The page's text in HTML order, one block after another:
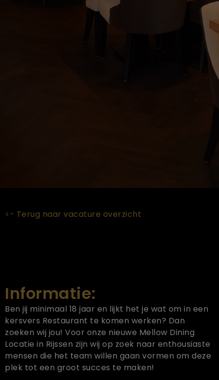
<- Terug naar vacature overzicht
Informatie:
Ben jij minimaal 18 jaar en lijkt het je wat om in een
kersvers Restaurant te komen werken? Dan
zoeken wij jou! Voor onze nieuwe Mellow Dining
Locatie in Rijssen zijn wij op zoek naar enthousiaste
mensen die het team willen gaan vormen om deze
plek tot een groot succes te maken!